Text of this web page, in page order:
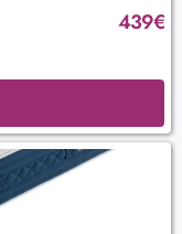
439€